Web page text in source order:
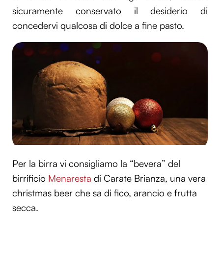
sicuramente conservato il desiderio di
concedervi qualcosa di dolce a fine pasto.
Per la birra vi consigliamo la “bevera” del
birrificio Menaresta di Carate Brianza, una vera
christmas beer che sa di fico, arancio e frutta
secca.